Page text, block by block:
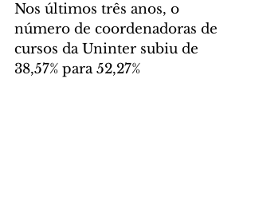
Nos últimos três anos, o
número de coordenadoras de
cursos da Uninter subiu de
38,57% para 52,27%